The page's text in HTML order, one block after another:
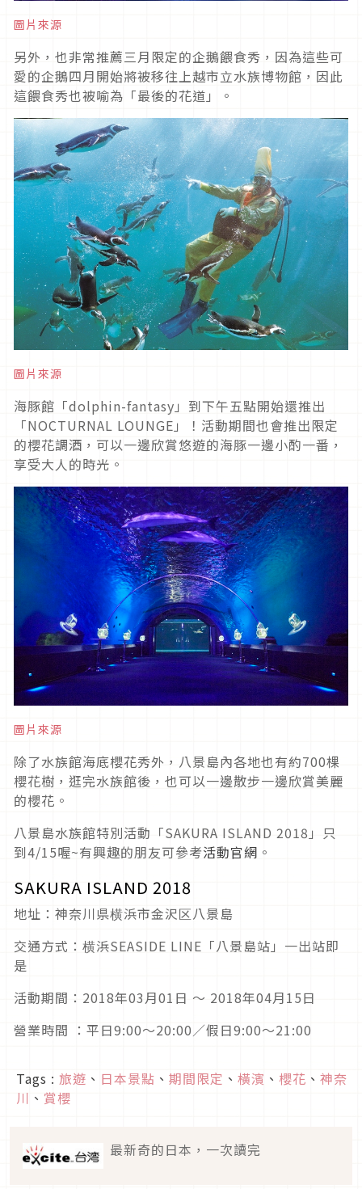
圖片來源
另外，也非常推薦三月限定的企鵝餵食秀，因為這些可
愛的企鵝四月開始將被移往上越市立水族博物館，因此
這餵食秀也被喻為「最後的花道」。
圖片來源
海豚館「dolphin-fantasy」到下午五點開始還推出
「NOCTURNAL LOUNGE」！活動期間也會推出限定
的櫻花調酒，可以一邊欣賞悠遊的海豚一邊小酌一番，
享受大人的時光。
圖片來源
除了水族館海底櫻花秀外，八景島內各地也有約700棵
櫻花樹，逛完水族館後，也可以一邊散步一邊欣賞美麗
的櫻花。
八景島水族館特別活動「SAKURA ISLAND 2018」只
到4/15喔~有興趣的朋友可參考活動官網 。
SAKURA ISLAND 2018
地址：神奈川県横浜市金沢区八景島
交通方式：横浜SEASIDE LINE「八景島站」一出站即
是
活動期間：2018年03月01日 〜 2018年04月15日
營業時間 ：平日9:00～20:00／假日9:00～21:00
Tags : 旅遊 、 日本景點 、 期間限定 、 橫濱 、 櫻花 、 神奈
川 、 賞櫻
最新奇的日本，一次讀完